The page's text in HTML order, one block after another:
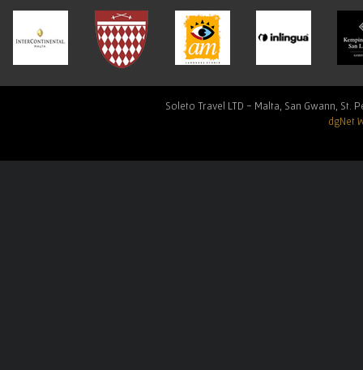
Soleto Travel LTD - Malta, San Gwann, St.
dgNet